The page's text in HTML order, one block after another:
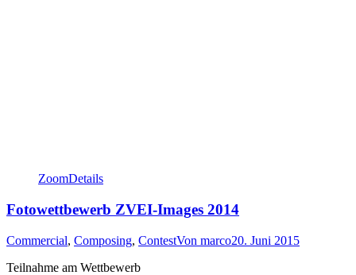
ZoomDetails
Fotowettbewerb ZVEI-Images 2014
Commercial, Composing, ContestVon marco20. Juni 2015
Teilnahme am Wettbewerb